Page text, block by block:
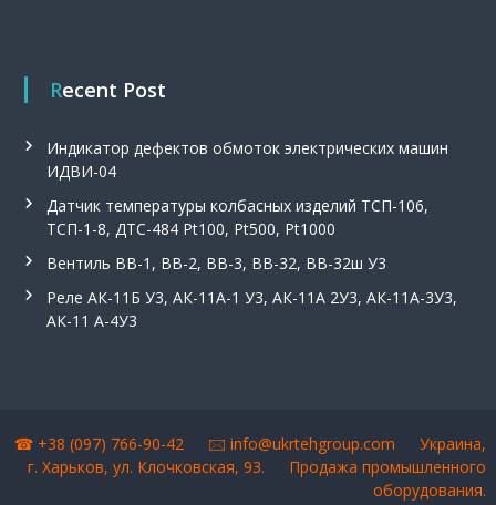
Recent Post
Индикатор дефектов обмоток электрических машин
ИДВИ-04
Датчик температуры колбасных изделий ТСП-106,
ТСП-1-8, ДТС-484 Pt100, Pt500, Pt1000
Вентиль ВВ-1, ВВ-2, ВВ-3, ВВ-32, ВВ-32ш У3
Реле АК-11Б У3, АК-11А-1 У3, АК-11А 2У3, АК-11А-3У3,
АК-11 А-4У3
☎ +38 (097) 766-90-42 🖂info@ukrtehgroup.com Украина,
г. Харьков, ул. Клочковская, 93. Продажа промышленного
оборудования.